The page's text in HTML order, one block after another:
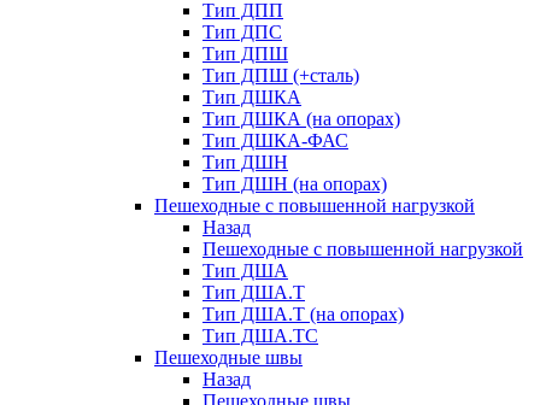
Тип ДПП
Тип ДПС
Тип ДПШ
Тип ДПШ (+сталь)
Тип ДШКА
Тип ДШКА (на опорах)
Тип ДШКА-ФАС
Тип ДШН
Тип ДШН (на опорах)
Пешеходные с повышенной нагрузкой
Назад
Пешеходные с повышенной нагрузкой
Тип ДША
Тип ДША.Т
Тип ДША.Т (на опорах)
Тип ДША.ТС
Пешеходные швы
Назад
Пешеходные швы